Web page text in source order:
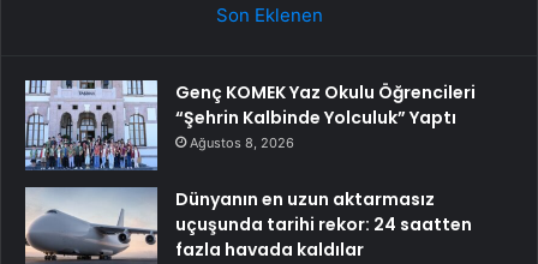
Son Eklenen
Genç KOMEK Yaz Okulu Öğrencileri
“Şehrin Kalbinde Yolculuk” Yaptı
Ağustos 8, 2026
Dünyanın en uzun aktarmasız
uçuşunda tarihi rekor: 24 saatten
fazla havada kaldılar